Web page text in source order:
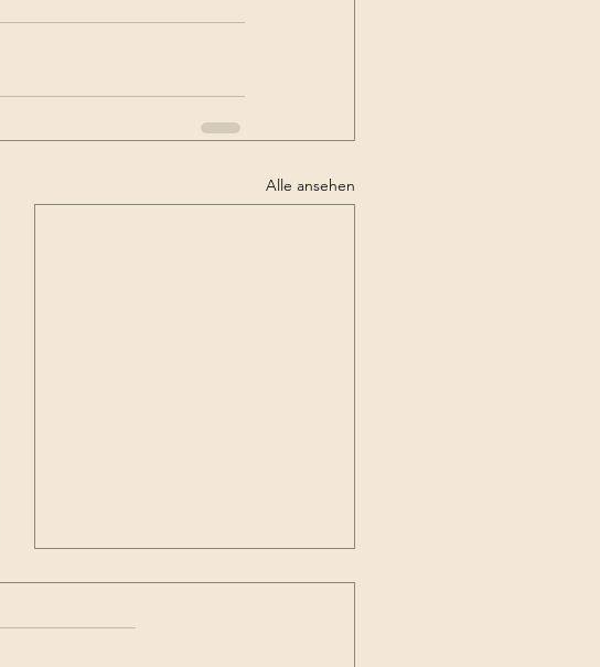
Alle ansehen